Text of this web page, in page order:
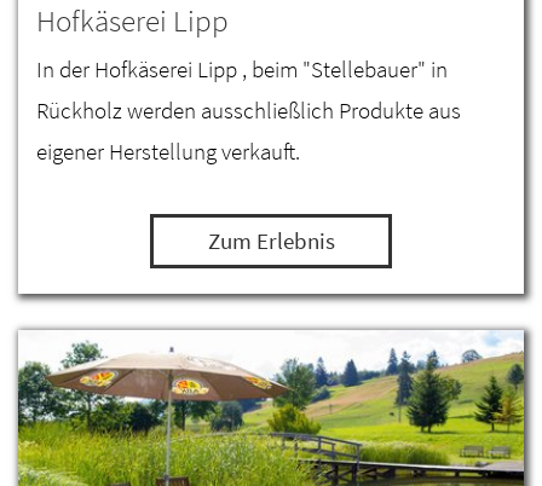
Hofkäserei Lipp
In der Hofkäserei Lipp , beim "Stellebauer" in
Rückholz werden ausschließlich Produkte aus
eigener Herstellung verkauft.
Zum Erlebnis